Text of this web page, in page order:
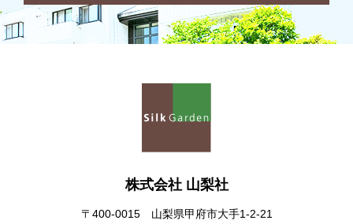
株式会社 山梨社
〒400-0015 山梨県甲府市大手1-2-21